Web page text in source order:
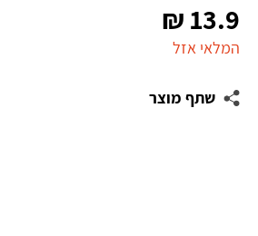
13.9
₪
המלאי אזל
שתף מוצר